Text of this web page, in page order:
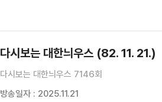
다시보는 대한늬우스 (82. 11. 21.)
다시보는 대한늬우스 7146회
방송일자 : 2025.11.21